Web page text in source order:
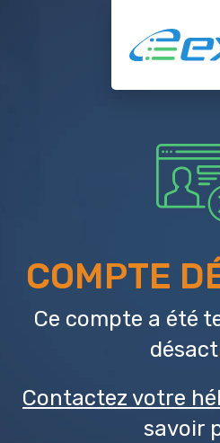
COMPTE
Ce compte a été
Contactez votre
savoir